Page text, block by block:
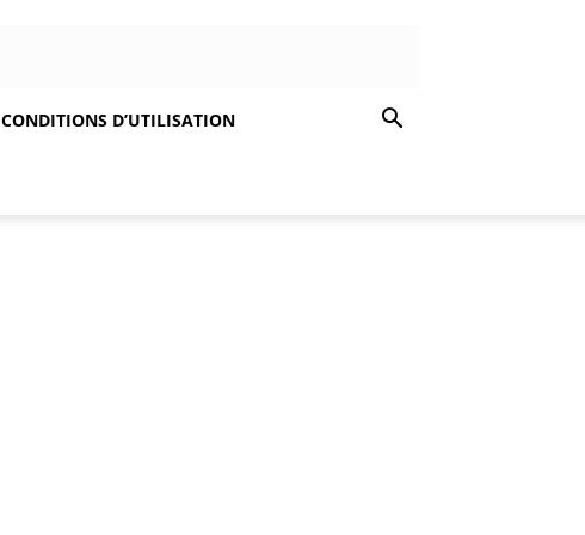
CONDITIONS D’UTILISATION